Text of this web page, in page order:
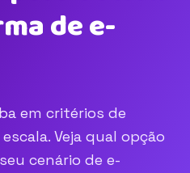
de e-
em critérios de
Veja qual opção
cenário de e-